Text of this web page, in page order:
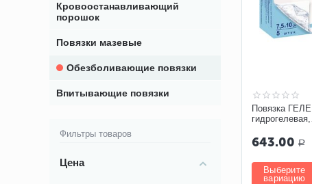
Повязка
гидрогелевая,
643.00 Р
Выберите
вариацию
Кровоостанавливающий
порошок
Повязки мазевые
Обезболивающие повязки
Впитывающие повязки
Фильтры товаров
Цена